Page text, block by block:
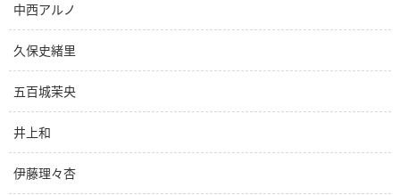
中西アルノ
久保史緒里
五百城茉央
井上和
伊藤理々杏